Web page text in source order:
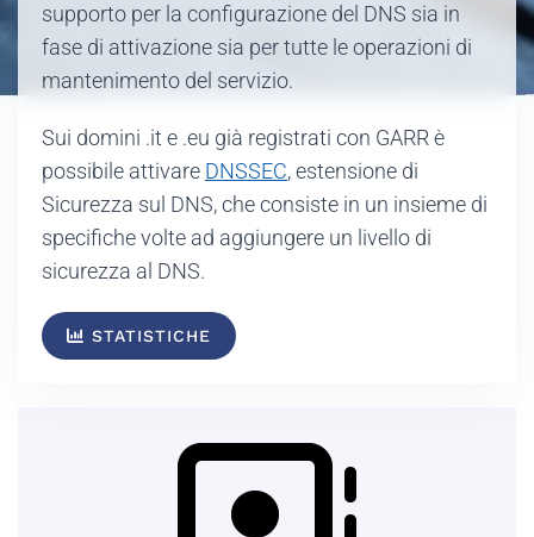
supporto per la configurazione del DNS sia in
fase di attivazione sia per tutte le operazioni di
mantenimento del servizio.
Sui domini .it e .eu già registrati con GARR è
possibile attivare DNSSEC, estensione di
Sicurezza sul DNS, che consiste in un insieme di
specifiche volte ad aggiungere un livello di
sicurezza al DNS.
STATISTICHE